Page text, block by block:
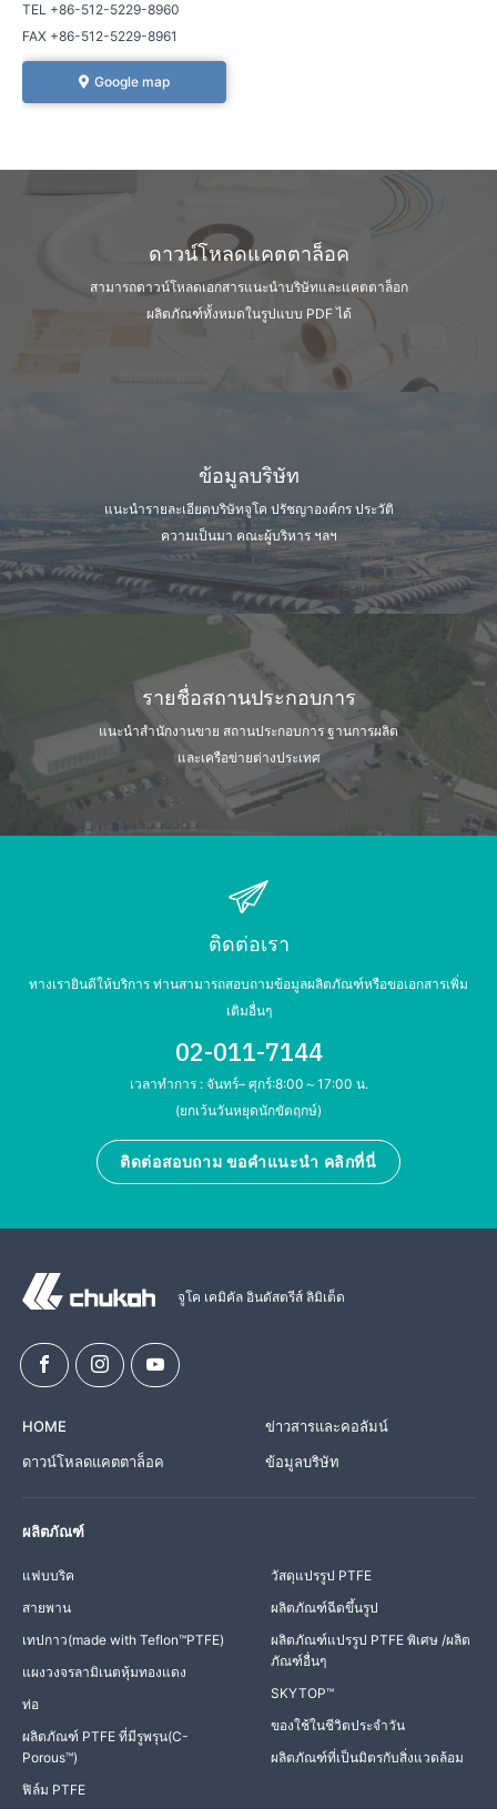
TEL +86-512-5229-8960
FAX +86-512-5229-8961
Google map
ดาวน์โหลดแคตตาล็อค
สามารถดาวน์โหลดเอกสารแนะนำบริษัทและแคตตาล็อก
ผลิตภัณฑ์ทั้งหมดในรูปแบบ PDF ได้
ข้อมูลบริษัท
แนะนำรายละเอียดบริษัทจูโค ปรัชญาองค์กร ประวัติ
ความเป็นมา คณะผู้บริหาร ฯลฯ
รายชื่อสถานประกอบการ
แนะนำสำนักงานขาย สถานประกอบการ ฐานการผลิต
และเครือข่ายต่างประเทศ
ติดต่อเรา
ทางเรายินดีให้บริการ ท่านสามารถสอบถามข้อมูลผลิตภัณฑ์หรือขอเอกสารเพิ่ม
เติมอื่นๆ
02-011-7144
เวลาทำการ : จันทร์– ศุกร์:8:00～17:00 น.
(ยกเว้นวันหยุดนักขัตฤกษ์)
ติดต่อสอบถาม ขอคำแนะนำ คลิกที่นี่
จูโค เคมิคัล อินดัสตรีส์ ลิมิเต็ด
HOME
ข่าวสารและคอลัมน์
ดาวน์โหลดแคตตาล็อค
ข้อมูลบริษัท
ผลิตภัณฑ์
แฟบบริค
สายพาน
เทปกาว(made with Teflon™PTFE)
แผงวงจรลามิเนตหุ้มทองแดง
ท่อ
ผลิตภัณฑ์ PTFE ที่มีรูพรุน(C-
Porous™)
ฟิล์ม PTFE
วัสดุแปรรูป PTFE
ผลิตภัณฑ์ฉีดขึ้นรูป
ผลิตภัณฑ์แปรรูป PTFE พิเศษ /ผลิต
ภัณฑ์อื่นๆ
SKYTOP™
ของใช้ในชีวิตประจำวัน
ผลิตภัณฑ์ที่เป็นมิตรกับสิ่งแวดล้อม